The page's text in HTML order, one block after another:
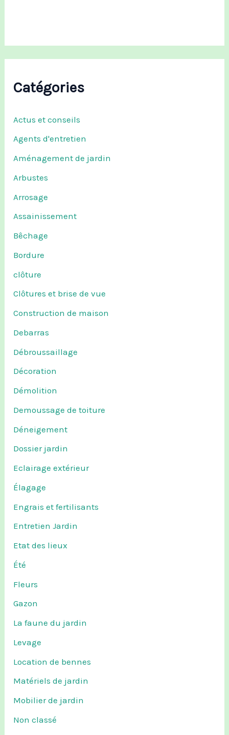
Catégories
Actus et conseils
Agents d'entretien
Aménagement de jardin
Arbustes
Arrosage
Assainissement
Bêchage
Bordure
clôture
Clôtures et brise de vue
Construction de maison
Debarras
Débroussaillage
Décoration
Démolition
Demoussage de toiture
Déneigement
Dossier jardin
Eclairage extérieur
Élagage
Engrais et fertilisants
Entretien Jardin
Etat des lieux
Été
Fleurs
Gazon
La faune du jardin
Levage
Location de bennes
Matériels de jardin
Mobilier de jardin
Non classé